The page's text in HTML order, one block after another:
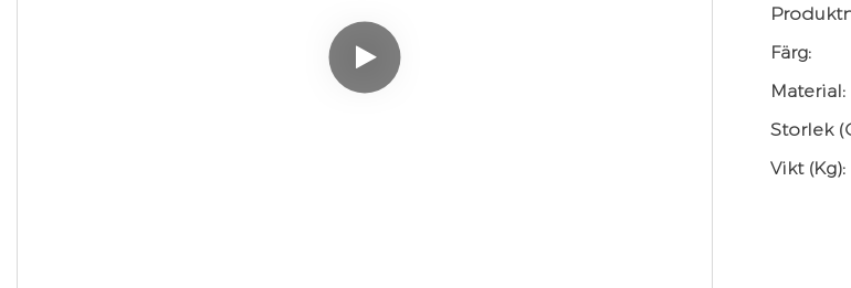
Färg:
Material:
Storlek
Vikt (kg):